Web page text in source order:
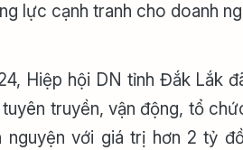
lực cạnh tranh cho doanh
Hiệp hội DN tỉnh Đắk Lắk
truyền, vận động, tổ
nguyện với giá trị hơn 2 tỷ